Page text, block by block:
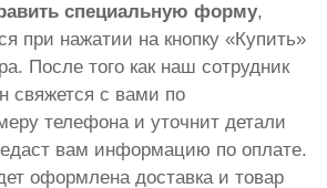
специальную форму,
при нажатии на кнопку «Купить»
После того как наш сотрудник
свяжется с вами по
телефона и уточнит детали
вам информацию по оплате.
оформлена доставка и товар